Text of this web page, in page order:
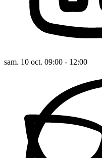
sam. 10 oct. 09:00 - 12:00